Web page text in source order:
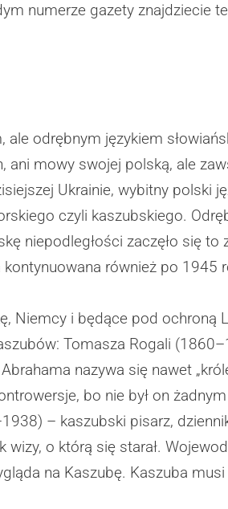
numerze gazety znajdziecie
odrębnym językiem
mowy swojej polską, ale
Ukrainie, wybitny polski
czyli kaszubskiego.
niepodległości zaczęło się to
kontynuowana również po 1945
Niemcy i będące pod ochroną
Tomasza Rogali
nazywa się nawet
bo nie był on
– kaszubski pisarz,
wizy, o którą się starał.
na Kaszubę. Kaszuba musi